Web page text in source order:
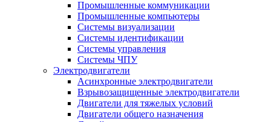
Промышленные коммуникации
Промышленные компьютеры
Системы визуализации
Системы идентификации
Системы управления
Системы ЧПУ
Электродвигатели
Асинхронные электродвигатели
Взрывозащищенные электродвигатели
Двигатели для тяжелых условий
Двигатели общего назначения